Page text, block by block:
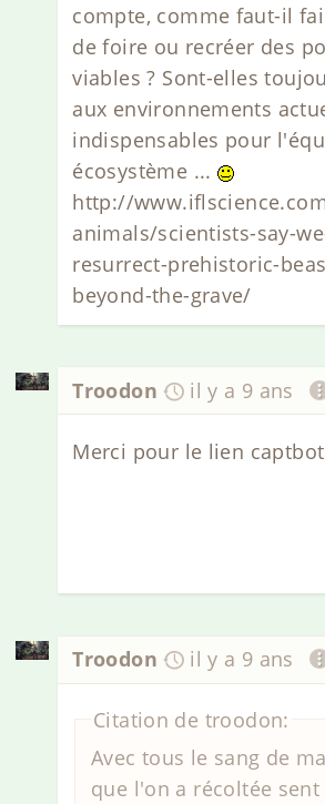
compte, comme faut-il
de foire ou recréer des
viables ? Sont-elles
aux environnements
indispensables pour
écosystème ...
http://
animals/scientists-say-
resurrect-prehistoric-
beyond-the-grave/
Troodon il y a 9 ans
Merci pour le lien
Troodon il y a 9 ans
Citation de troodon:
Avec tous le sang de
que l'on a récoltée